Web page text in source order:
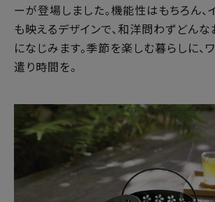
健康
カテゴリ一覧
INFORMATION
プライバシーポリシー
ーが登場しました。機能性はもちろん、
も映えるデザインで、和洋問わずどん
になじみます。季節を楽しむ暮らしに、
遣り時間を。